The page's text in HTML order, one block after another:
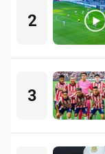
2
3